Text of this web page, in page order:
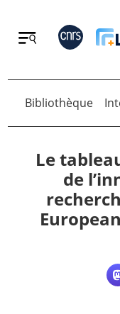
Retour
Accueil
Qui sommes nous
Retour
Bibliothèque
Le
de